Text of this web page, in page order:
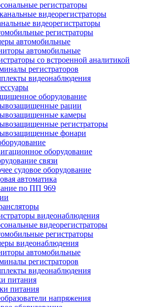
регистраторы
видеорегистраторы
видеорегистраторы
регистраторы
автомобильные
автомобильные
со встроенной аналитикой
регистраторов
видеонаблюдения
оборудование
рации
камеры
регистраторы
фонари
оборудование
связи
судовое оборудование
автоматика
по ПП 969
видеонаблюдения
видеорегистраторы
регистраторы
видеонаблюдения
автомобильные
регистраторов
видеонаблюдения
питания
питания
напряжения